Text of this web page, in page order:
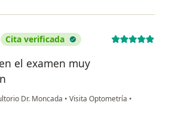
Cita verificada
el examen muy
Dr. Moncada • Visita Optometría •
gomez